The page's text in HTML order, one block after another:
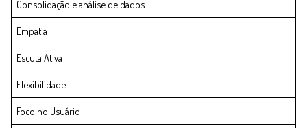
Consolidação e análise de dados
Empatia
Escuta Ativa
Flexibilidade
Foco no Usuário